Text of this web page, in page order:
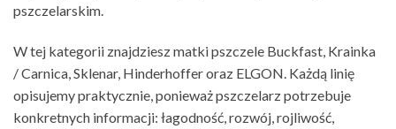
pszczelarskim.
W tej kategorii znajdziesz matki pszczele Buckfast, Krainka
/ Carnica, Sklenar, Hinderhoffer oraz ELGON. Każdą linię
opisujemy praktycznie, ponieważ pszczelarz potrzebuje
konkretnych informacji: łagodność, rozwój, rojliwość,